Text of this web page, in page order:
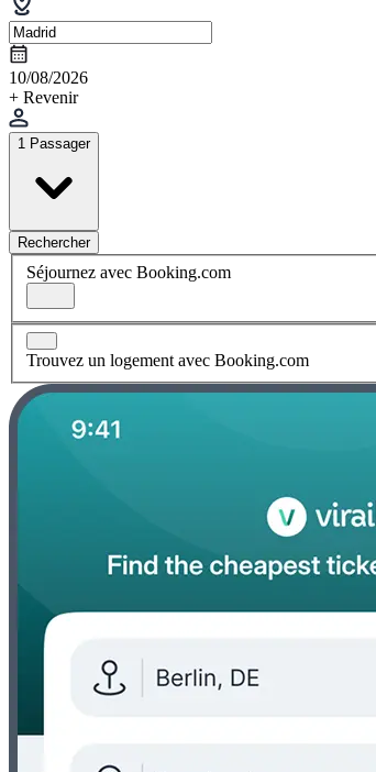
10/08/2026
+ Revenir
1 Passager
Rechercher
Séjournez avec Booking.com
Trouvez un logement avec Booking.com